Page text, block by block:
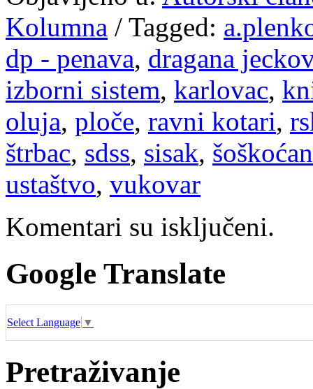
Kolumna / Tagged:
dp - penava, dragana
izborni sistem, karlovac,
oluja, ploče, ravni kotari,
štrbac, sdss, sisak,
ustaštvo, vukovar
Komentari su isključeni.
Google Translate
Select Language ▼
Pretraživanje